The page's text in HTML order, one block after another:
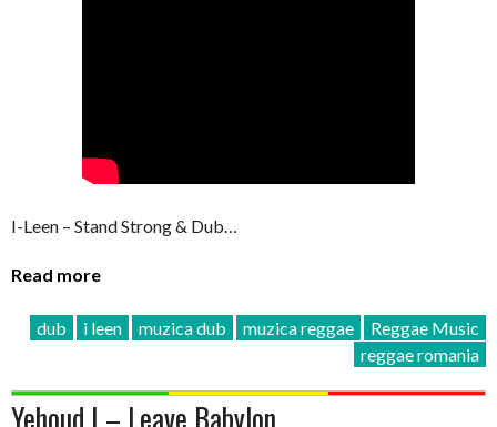
I-Leen – Stand Strong & Dub…
Read more
dub i leen muzica dub muzica reggae
Reggae Music
reggae romania
Yehoud I – Leave Babylon